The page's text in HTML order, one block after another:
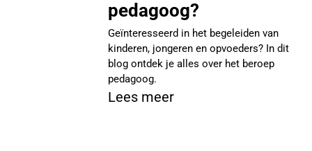
pedagoog?
Geïnteresseerd in het begeleiden van
kinderen, jongeren en opvoeders? In dit
blog ontdek je alles over het beroep
pedagoog.
Lees meer